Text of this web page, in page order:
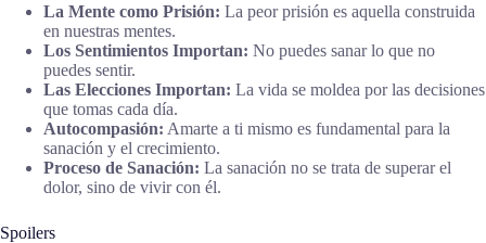
La Mente como Prisión: La peor prisión es aquella construida
en nuestras mentes.
Los Sentimientos Importan: No puedes sanar lo que no
puedes sentir.
Las Elecciones Importan: La vida se moldea por las decisiones
que tomas cada día.
Autocompasión: Amarte a ti mismo es fundamental para la
sanación y el crecimiento.
Proceso de Sanación: La sanación no se trata de superar el
dolor, sino de vivir con él.
Spoilers